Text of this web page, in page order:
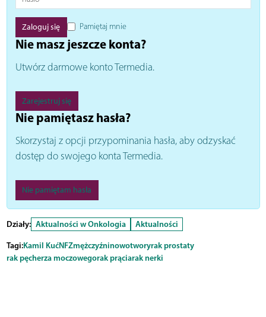
Pamiętaj mnie
Nie masz jeszcze konta?
Utwórz darmowe konto Termedia.
Zarejestruj się
Nie pamiętasz hasła?
Skorzystaj z opcji przypominania hasła, aby odzyskać
dostęp do swojego konta Termedia.
Nie pamiętam hasła
Działy: Aktualności w Onkologia
Aktualności
Tagi:Kamil KućNFZmężczyźninowotworyrak prostaty
rak pęcherza moczowegorak prąciarak nerki